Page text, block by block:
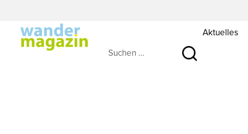
Suchen …
Aktuelles